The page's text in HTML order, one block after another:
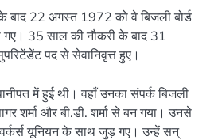
के बाद 22 अगस्त 1972 को वे बिजली बोर्ड
गए। 35 साल की नौकरी के बाद 31
पद से सेवानिवृत्त हुए।
में हुई थी। वहाँ उनका संपर्क बिजली
शर्मा और बी.डी. शर्मा से बन गया। उनसे
वर्कर्स यूनियन के साथ जुड़ गए। उन्हें सन्